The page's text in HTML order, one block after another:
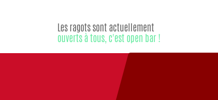
Les ragots sont actuellement
ouverts à tous, c'est open bar !